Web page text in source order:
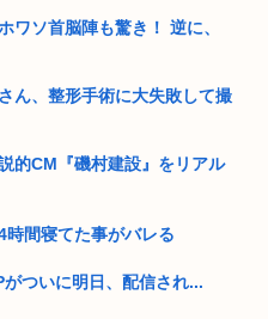
あなたの国籍どこですか...
か聞かれたんやが
奴www
使用不能】にし器物損壊で66
って共同生活をしないか？
が止まらない
ワソ首脳陣も驚き！ 逆に、
ん、整形手術に大失敗して撮
的CM『磯村建設』をリアル
時間寝てた事がバレる
ついに明日、配信され...